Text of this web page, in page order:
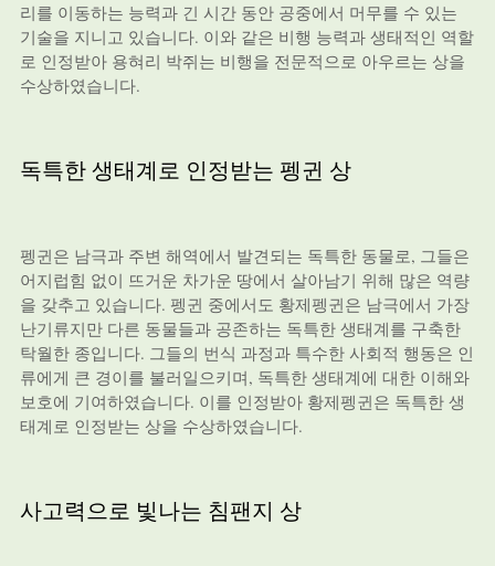
리를 이동하는 능력과 긴 시간 동안 공중에서 머무를 수 있는
기술을 지니고 있습니다. 이와 같은 비행 능력과 생태적인 역할
로 인정받아 용혀리 박쥐는 비행을 전문적으로 아우르는 상을
수상하였습니다.
독특한 생태계로 인정받는 펭귄 상
펭귄은 남극과 주변 해역에서 발견되는 독특한 동물로, 그들은
어지럽힘 없이 뜨거운 차가운 땅에서 살아남기 위해 많은 역량
을 갖추고 있습니다. 펭귄 중에서도 황제펭귄은 남극에서 가장
난기류지만 다른 동물들과 공존하는 독특한 생태계를 구축한
탁월한 종입니다. 그들의 번식 과정과 특수한 사회적 행동은 인
류에게 큰 경이를 불러일으키며, 독특한 생태계에 대한 이해와
보호에 기여하였습니다. 이를 인정받아 황제펭귄은 독특한 생
태계로 인정받는 상을 수상하였습니다.
사고력으로 빛나는 침팬지 상